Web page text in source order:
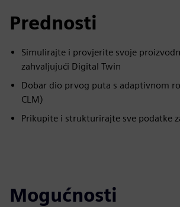
Prednosti
Simulirajte i provjerite svoje
zahvaljujući Digital Twin
Dobar dio prvog puta s adaptivnom
CLM)
Prikupite i strukturirajte sve podatke
Mogućnosti